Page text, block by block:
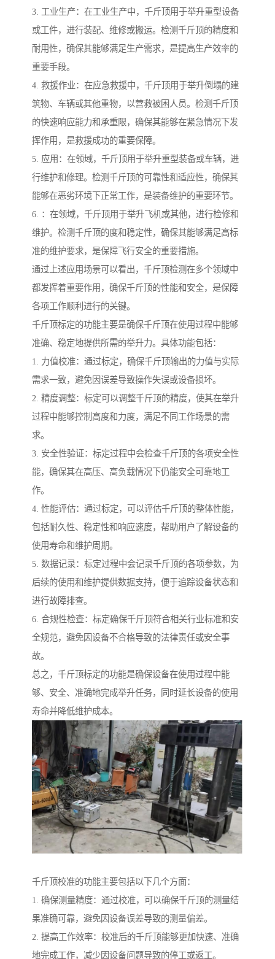
3. 工业生产：在工业生产中，千斤顶用于举升重型设备
或工件，进行装配、维修或搬运。检测千斤顶的精度和
耐用性，确保其能够满足生产需求，是提高生产效率的
重要手段。
4. 救援作业：在应急救援中，千斤顶用于举升倒塌的建
筑物、车辆或其他重物，以营救被困人员。检测千斤顶
的快速响应能力和承重限，确保其能够在紧急情况下发
挥作用，是救援成功的重要保障。
5. 应用：在领域，千斤顶用于举升重型装备或车辆，进
行维护和修理。检测千斤顶的可靠性和适应性，确保其
能够在恶劣环境下正常工作，是装备维护的重要环节。
6. ：在领域，千斤顶用于举升飞机或其他，进行检修和
维护。检测千斤顶的度和稳定性，确保其能够满足高标
准的维护要求，是保障飞行安全的重要措施。
通过上述应用场景可以看出，千斤顶检测在多个领域中
都发挥着重要作用，确保千斤顶的性能和安全，是保障
各项工作顺利进行的关键。
千斤顶标定的功能主要是确保千斤顶在使用过程中能够
准确、稳定地提供所需的举升力。具体功能包括：
1. 力值校准：通过标定，确保千斤顶输出的力值与实际
需求一致，避免因误差导致操作失误或设备损坏。
2. 精度调整：标定可以调整千斤顶的精度，使其在举升
过程中能够控制高度和力度，满足不同工作场景的需
求。
3. 安全性验证：标定过程中会检查千斤顶的各项安全性
能，确保其在高压、高负载情况下仍能安全可靠地工
作。
4. 性能评估：通过标定，可以评估千斤顶的整体性能，
包括耐久性、稳定性和响应速度，帮助用户了解设备的
使用寿命和维护周期。
5. 数据记录：标定过程中会记录千斤顶的各项参数，为
后续的使用和维护提供数据支持，便于追踪设备状态和
进行故障排查。
6. 合规性检查：标定确保千斤顶符合相关行业标准和安
全规范，避免因设备不合格导致的法律责任或安全事
故。
总之，千斤顶标定的功能是确保设备在使用过程中能
够、安全、准确地完成举升任务，同时延长设备的使用
寿命并降低维护成本。
千斤顶校准的功能主要包括以下几个方面：
1. 确保测量精度：通过校准，可以确保千斤顶的测量结
果准确可靠，避免因设备误差导致的测量偏差。
2. 提高工作效率：校准后的千斤顶能够更加快速、准确
地完成工作，减少因设备问题导致的停工或返工。